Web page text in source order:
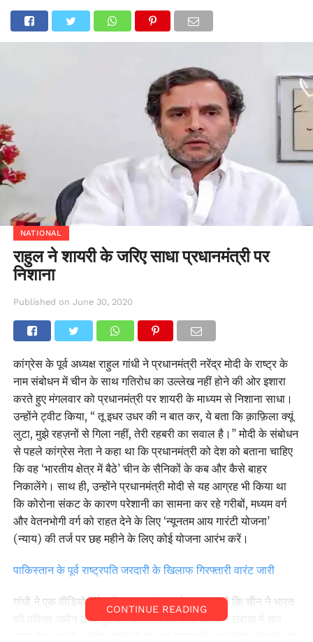
NATIONAL
राहुल ने शायरी के जरिए साधा प्रधानमंत्री पर
निशाना
Published on June 30, 2020
कांग्रेस के पूर्व अध्यक्ष राहुल गांधी ने प्रधानमंत्री नरेंद्र मोदी के राष्ट्र के
नाम संबोधन में चीन के साथ गतिरोध का उल्लेख नहीं होने की ओर इशारा
करते हुए मंगलवार को प्रधानमंत्री पर शायरी के माध्यम से निशाना साधा।
उन्होंने ट्वीट किया, ‘‘ तू इधर उधर की न बात कर, ये बता कि क़ाफ़िला क्यूं
लुटा, मुझे रहज़नों से गिला नहीं, तेरी रहबरी का सवाल है।’’ मोदी के संबोधन
से पहले कांग्रेस नेता ने कहा था कि प्रधानमंत्री को देश को बताना चाहिए
कि वह ‘भारतीय क्षेत्र में बैठे’ चीन के सैनिकों के कब और कैसे बाहर
निकालेंगे। साथ ही, उन्होंने प्रधानमंत्री मोदी से यह आग्रह भी किया था
कि कोरोना संकट के कारण परेशानी का सामना कर रहे गरीबों, मध्यम वर्ग
और वेतनभोगी वर्ग को राहत देने के लिए ‘न्यूनतम आय गारंटी योजना’
(न्याय) की तर्ज पर छह महीने के लिए कोई योजना आरंभ करें।
पाकिस्तान के पूर्व राष्ट्रपति जरदारी के खिलाफ गिरफ्तारी वारंट जारी
गांधी ने एक वीडियो संदेश में कहा था, ‘‘ पूरा देश जानता है कि चीन ने भारत
की पवित्र जमीन छीनी हुई है। हम सभी जानते हैं कि चीन लद्दाख में चार
CONTINUE READING